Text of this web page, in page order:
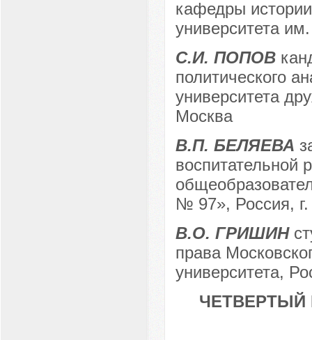
кафедры истории
университета
С.И. ПОПОВ
политического
университета
Москва
В.П. БЕЛЯЕВА
воспитательной
№ 97», Россия,
В.О. ГРИШИН
права
университета,
ЧЕТВЕРТЫЙ